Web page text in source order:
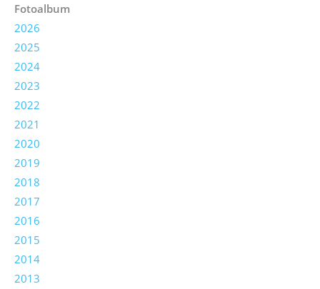
Fotoalbum
2026
2025
2024
2023
2022
2021
2020
2019
2018
2017
2016
2015
2014
2013